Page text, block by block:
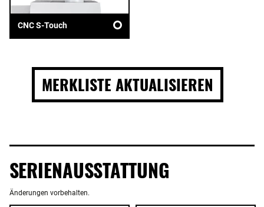
CNC S-Touch
MERKLISTE AKTUALISIEREN
SERIENAUSSTATTUNG
Änderungen vorbehalten.